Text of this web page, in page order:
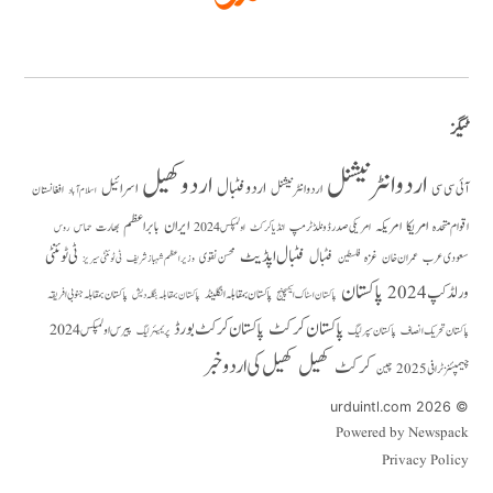
ٹیگز
آئی سی سی اردو انٹرنیشنل اردو انٹر نیشنل اردو فٹبالاردو کھیل اسرائیل اسلام آباد افغانستان
اقوام متحدہ امریکا امریکہ امریکی صدر ڈونلڈ ٹرمپ انڈیا کرکٹ اولمپکس 2024 ایران بابر اعظم بھارت حماس روس
سعودی عرب عمران خان غزہ فلسطین فٹبال فٹبال اپڈیٹ محسن نقوی وزیراعظم شہباز شریف ٹی ٹوئنٹی سیریز ٹی ٹوئنٹی
ورلڈ کپ 2024
پاکستان پاکستان اسٹاک ایکسچینج پاکستان بمقابلہ انگلینڈ پاکستان بمقابلہ بنگلہ دیش پاکستان بمقابلہ جنوبی افریقہ
پاکستان تحریک انصاف پاکستان سپر لیگ پاکستان کرکٹ پاکستان کرکٹ بورڈ پریمیئر لیگ پیرس اولمپکس 2024
چیمپئنز ٹرافی 2025 چین کرکٹ کھیل کھیل کی اردو خبر
© 2026 urduintl.com
Powered by Newspack
Privacy Policy